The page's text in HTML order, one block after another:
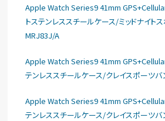
Apple Watch Series9 41mm
トステンレススチールケース/ミッドナイト
MRJ83J/A
Apple Watch Series9 41mm
テンレススチールケース/クレイスポーツ
Apple Watch Series9 41mm
テンレススチールケース/クレイスポーツ